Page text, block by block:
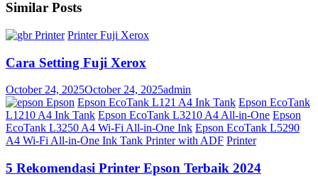
Similar Posts
Printer Printer Fuji Xerox
Cara Setting Fuji Xerox
October 24, 2025October 24, 2025admin
Epson Epson EcoTank L121 A4 Ink Tank Epson EcoTank
L1210 A4 Ink Tank Epson EcoTank L3210 A4 All-in-One Epson
EcoTank L3250 A4 Wi-Fi All-in-One Ink Epson EcoTank L5290
A4 Wi-Fi All-in-One Ink Tank Printer with ADF Printer
5 Rekomendasi Printer Epson Terbaik 2024